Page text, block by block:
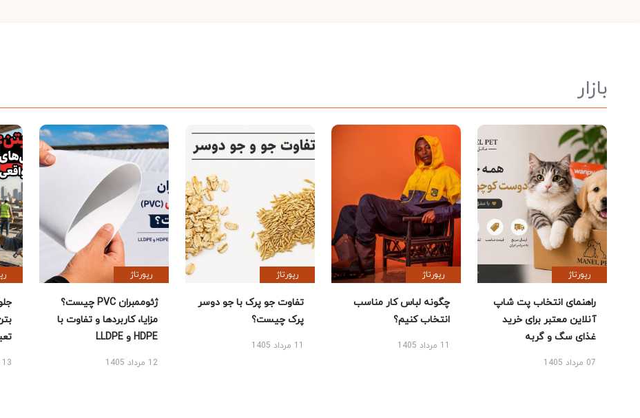
بازار
رپورتاژ
راهنمای انتخاب پت شاپ
آنلاین معتبر برای خرید
غذای سگ و گربه
07 مرداد 1405
رپورتاژ
چگونه لباس کار مناسب
انتخاب کنیم؟
11 مرداد 1405
رپورتاژ
تفاوت جو پرک با جو دوسر
پرک چیست؟
11 مرداد 1405
رپورتاژ
ژئوممبران PVC چیست؟
مزایا، کاربردها و تفاوت با
HDPE و LLDPE
12 مرداد 1405 13 مرداد 1405